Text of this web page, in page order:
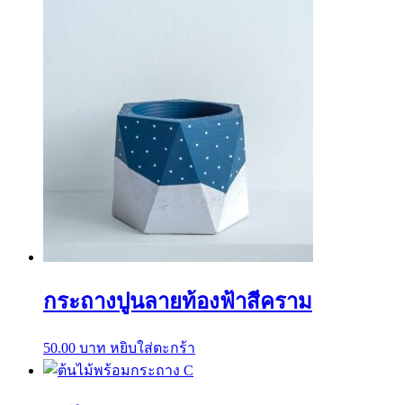
กระถางปูนลายท้องฟ้าสีคราม
50.00 บาท หยิบใส่ตะกร้า